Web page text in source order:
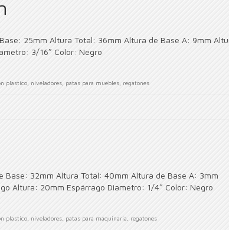
25mm Altura Total: 36mm Altura de Base A: 9mm
3/16″ Color: Negro
plastico niveladores patas para muebles regatones
Base: 32mm Altura Total: 40mm Altura de Base A: 3mm
Altura: 20mm Espárrago Diametro: 1/4″ Color: Negro
plastico niveladores patas para maquinaria regatones